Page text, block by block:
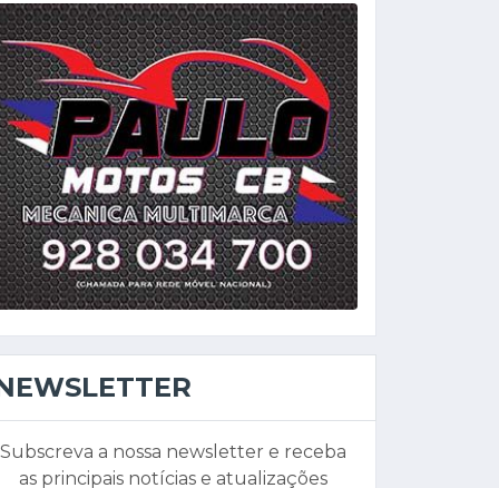
Subscreva a nossa newsletter e receba
as principais notícias e atualizações